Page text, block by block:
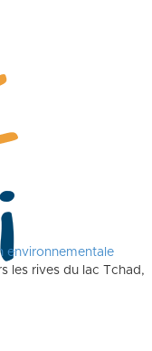
environnementale
les rives du lac Tchad,